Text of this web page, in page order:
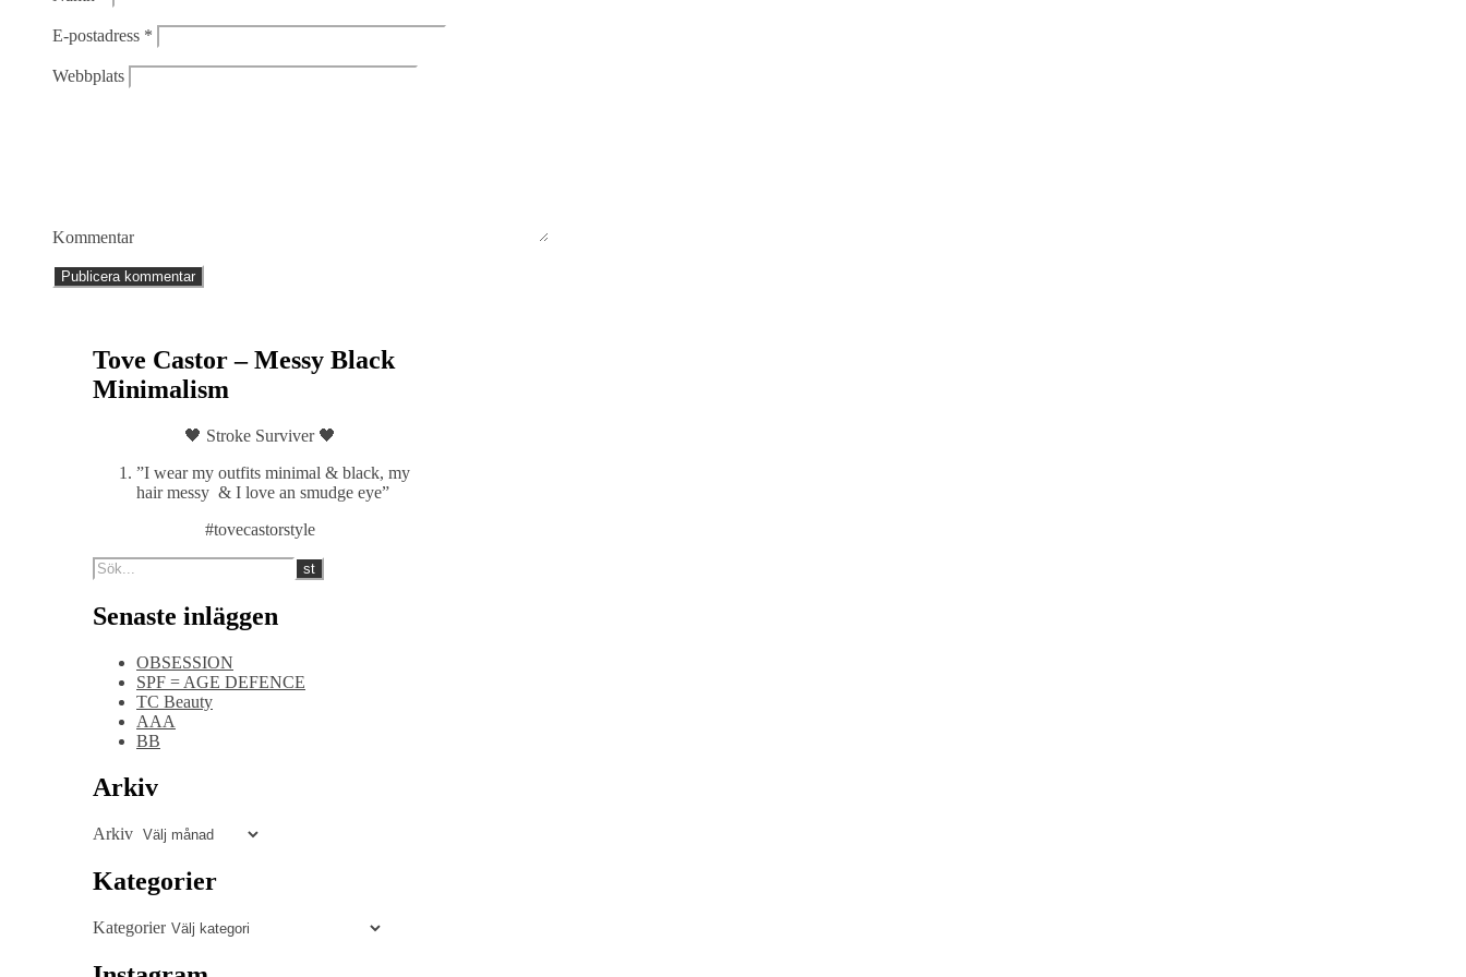
E-postadress *
Webbplats
Kommentar
Tove Castor – Messy Black
Minimalism
🖤 Stroke Surviver 🖤
”I wear my outfits minimal & black, my
hair messy & I love an smudge eye”
#tovecastorstyle
Senaste inläggen
OBSESSION
SPF = AGE DEFENCE
TC Beauty
AAA
BB
Arkiv
Arkiv
Kategorier
Kategorier